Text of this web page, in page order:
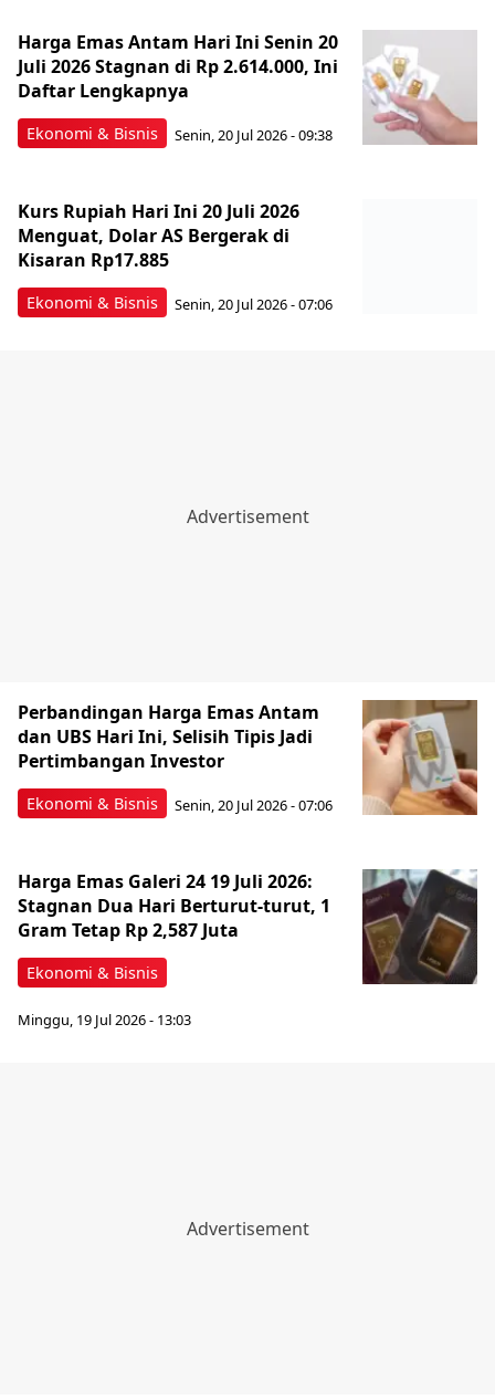
Ekonomi & Bisnis
Harga Emas Antam Hari Ini Senin 20
Juli 2026 Stagnan di Rp 2.614.000, Ini
Daftar Lengkapnya
Senin, 20 Jul 2026 - 09:38
Ekonomi & Bisnis
Kurs Rupiah Hari Ini 20 Juli 2026
Menguat, Dolar AS Bergerak di
Kisaran Rp17.885
Senin, 20 Jul 2026 - 07:06
Ekonomi & Bisnis
Perbandingan Harga Emas Antam
dan UBS Hari Ini, Selisih Tipis Jadi
Pertimbangan Investor
Senin, 20 Jul 2026 - 07:06
Ekonomi & Bisnis
Harga Emas Galeri 24 19 Juli 2026:
Stagnan Dua Hari Berturut-turut, 1
Gram Tetap Rp 2,587 Juta
Minggu, 19 Jul 2026 - 13:03